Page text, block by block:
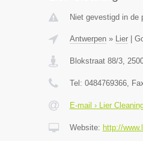
Niet gevestigd in de
Antwerpen» Lier|
Blokstraat 88/3,
Tel: 0484769366,
E-mail › Lier
Website: http://